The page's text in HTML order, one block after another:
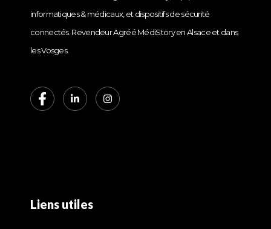
informatiques & médicaux, et dispositifs de sécurité
connectés. Revendeur Agréé MédiStory en Alsace et dans
les Vosges.
Liens utiles